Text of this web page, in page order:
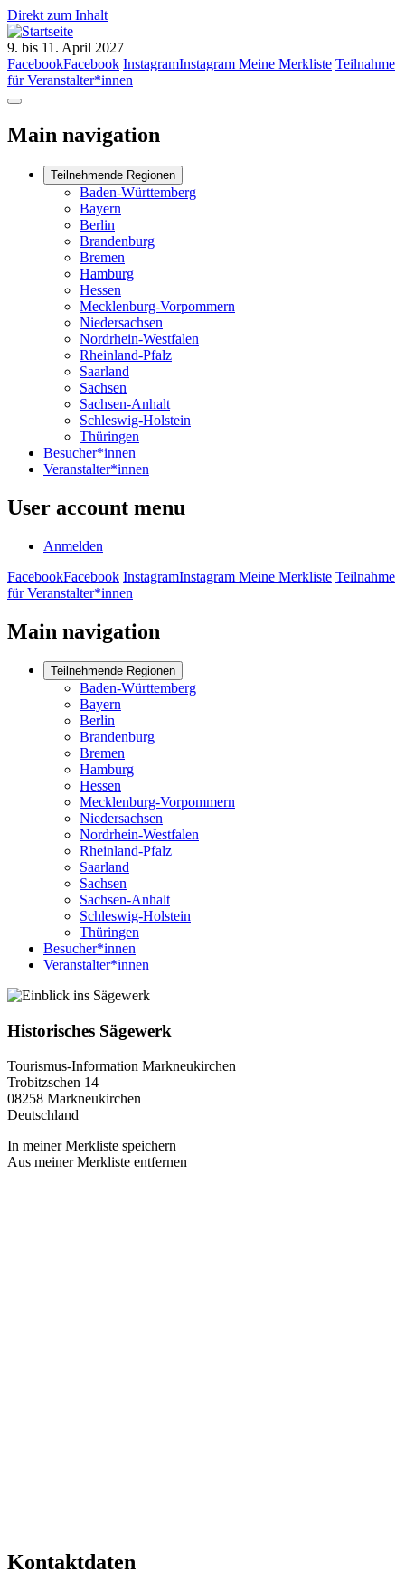
Direkt zum Inhalt
9. bis 11. April 2027
FacebookFacebook InstagramInstagram Meine Merkliste Teilnahme
für Veranstalter*innen
Main navigation
Teilnehmende Regionen
Baden-Württemberg
Bayern
Berlin
Brandenburg
Bremen
Hamburg
Hessen
Mecklenburg-Vorpommern
Niedersachsen
Nordrhein-Westfalen
Rheinland-Pfalz
Saarland
Sachsen
Sachsen-Anhalt
Schleswig-Holstein
Thüringen
Besucher*innen
Veranstalter*innen
User account menu
Anmelden
FacebookFacebook InstagramInstagram Meine Merkliste Teilnahme
für Veranstalter*innen
Main navigation
Teilnehmende Regionen
Baden-Württemberg
Bayern
Berlin
Brandenburg
Bremen
Hamburg
Hessen
Mecklenburg-Vorpommern
Niedersachsen
Nordrhein-Westfalen
Rheinland-Pfalz
Saarland
Sachsen
Sachsen-Anhalt
Schleswig-Holstein
Thüringen
Besucher*innen
Veranstalter*innen
Historisches Sägewerk
Tourismus-Information Markneukirchen
Trobitzschen 14
08258 Markneukirchen
Deutschland
In meiner Merkliste speichern
Aus meiner Merkliste entfernen
Kontaktdaten